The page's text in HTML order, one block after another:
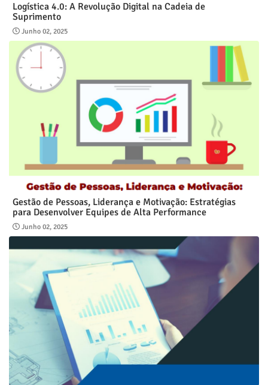
Logística 4.0: A Revolução Digital na Cadeia de
Suprimento
Junho 02, 2025
Gestão de Pessoas, Liderança e Motivação: Estratégias
para Desenvolver Equipes de Alta Performance
Junho 02, 2025